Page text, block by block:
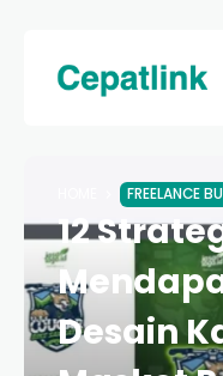
FREELANCE
12
Desain